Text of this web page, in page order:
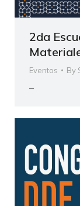
2da
Eventos By
–